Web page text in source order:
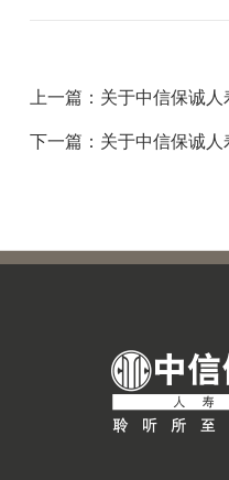
上一篇：关于中信保诚
下一篇：关于中信保诚